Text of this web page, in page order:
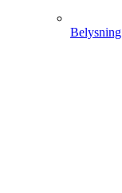
Belysning